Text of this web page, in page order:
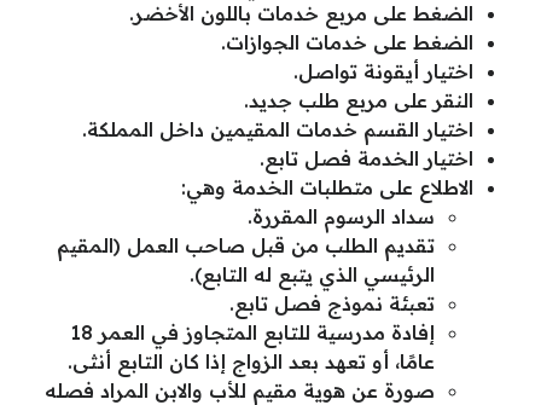
الضغط على مربع خدمات باللون الأخضر.
الضغط على خدمات الجوازات.
اختيار أيقونة تواصل.
النقر على مربع طلب جديد.
اختيار القسم خدمات المقيمين داخل المملكة.
اختيار الخدمة فصل تابع.
الاطلاع على متطلبات الخدمة وهي:
سداد الرسوم المقررة.
تقديم الطلب من قبل صاحب العمل (المقيم
الرئيسي الذي يتبع له التابع).
تعبئة نموذج فصل تابع.
إفادة مدرسية للتابع المتجاوز في العمر 18
عامًا، أو تعهد بعد الزواج إذا كان التابع أنثى.
صورة عن هوية مقيم للأب والابن المراد فصله